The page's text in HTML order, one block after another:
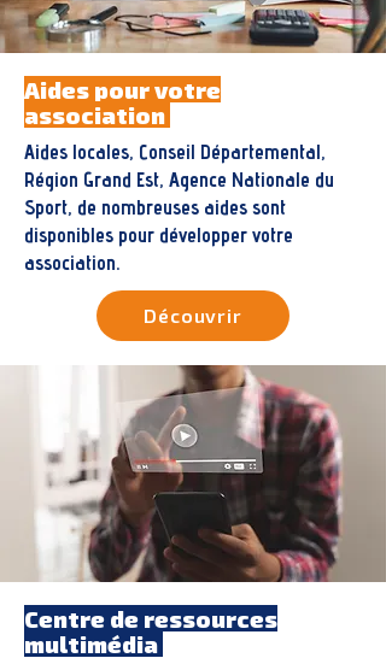
Aides pour votre
association
Aides locales, Conseil Départemental,
Région Grand Est, Agence Nationale du
Sport, de nombreuses aides sont
disponibles pour développer votre
association.
Découvrir
Centre de ressources
multimédia